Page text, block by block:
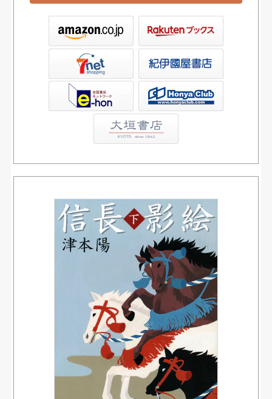
書店ウェブストア